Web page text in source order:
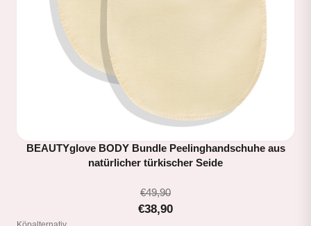
BEAUTYglove BODY Bundle Peelinghandschuhe aus
natürlicher türkischer Seide
€49,90
€38,90